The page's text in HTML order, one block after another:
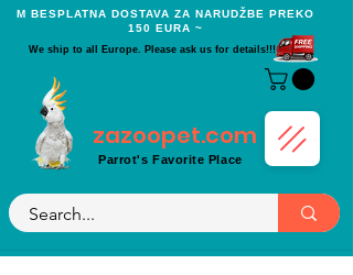
Μ BESPLATNA DOSTAVA ZA NARUDŽBE PREKO
150 EURA ~
We ship to all Europe. Please ask us for details!!!
zazoopet.com
Parrot's Favorite Place